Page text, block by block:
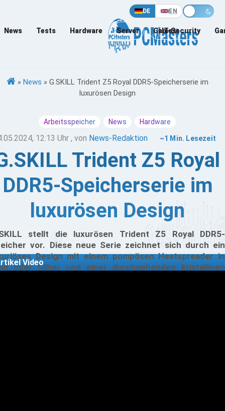
DE EN
News Tests Hardware Server Games
IT-Security
» News » G.SKILL Trident Z5 Royal DDR5-Speicherserie im
luxurösen Design
Arbeitsspeicher News Hardware
12:13 Uhr , von News-Redaktion ~1 Min. Lesezeit
Trident Z5 Royal
DDR5-Speicherserie im
luxurösen Design
stellt die luxurösen Trident Z5 Royal DDR5-
vor. Diese neue Serie zeichnet sich durch ein
Design mit einem pompösen Heatspreader in
oder Silber und einer durchgehenden kristallinen
Video